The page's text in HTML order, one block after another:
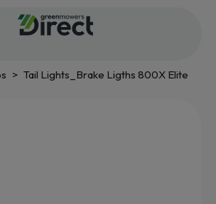
Tail Lights_Brake Ligths 800X Elite